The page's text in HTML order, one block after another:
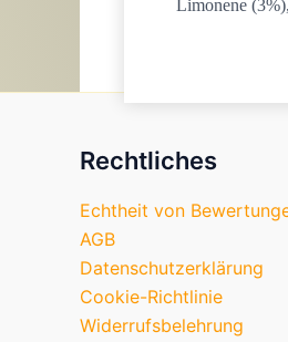
Limonene
Rechtliches
Echtheit von
AGB
Datenschutzerklärung
Cookie-Richtlinie
Widerrufsbelehrung